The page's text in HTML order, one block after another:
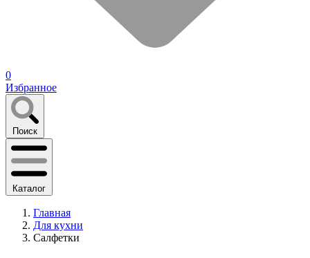
0
Избранное
Поиск
Каталог
Главная
Для кухни
Салфетки